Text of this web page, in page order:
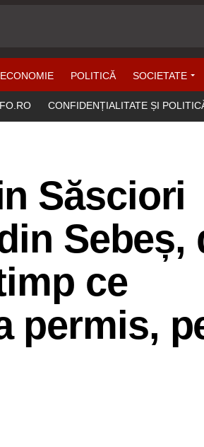
ECONOMIE POLITICĂ SOCIETATE
CONFIDENȚIALITATE ȘI
Săsciori
Sebeș,
ce
permis,